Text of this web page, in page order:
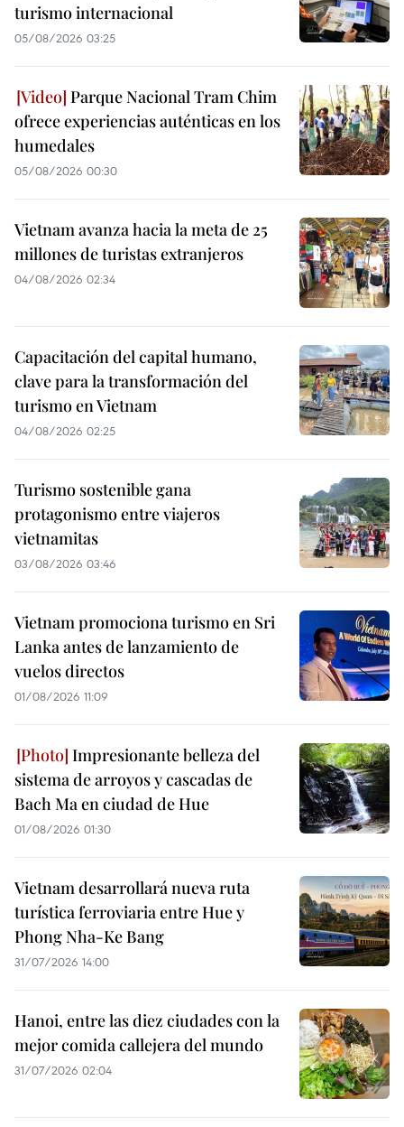
turismo internacional
05/08/2026 03:25
Parque Nacional Tram Chim
ofrece experiencias auténticas en los
humedales
05/08/2026 00:30
Vietnam avanza hacia la meta de 25
millones de turistas extranjeros
04/08/2026 02:34
Capacitación del capital humano,
clave para la transformación del
turismo en Vietnam
04/08/2026 02:25
Turismo sostenible gana
protagonismo entre viajeros
vietnamitas
03/08/2026 03:46
Vietnam promociona turismo en Sri
Lanka antes de lanzamiento de
vuelos directos
01/08/2026 11:09
Impresionante belleza del
sistema de arroyos y cascadas de
Bach Ma en ciudad de Hue
01/08/2026 01:30
Vietnam desarrollará nueva ruta
turística ferroviaria entre Hue y
Phong Nha-Ke Bang
31/07/2026 14:00
Hanoi, entre las diez ciudades con la
mejor comida callejera del mundo
31/07/2026 02:04